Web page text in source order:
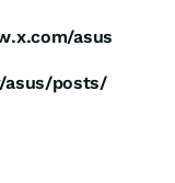
asus
asus/posts/